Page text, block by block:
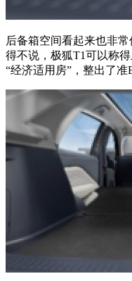
后备箱空间看起来也非
得不说，极狐T1可以称
“经济适用房”，整出了准